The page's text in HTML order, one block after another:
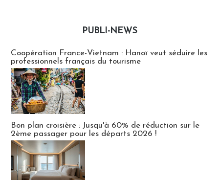
PUBLI-NEWS
Coopération France-Vietnam : Hanoï veut séduire les
professionnels français du tourisme
Bon plan croisière : Jusqu'à 60% de réduction sur le
2ème passager pour les départs 2026 !